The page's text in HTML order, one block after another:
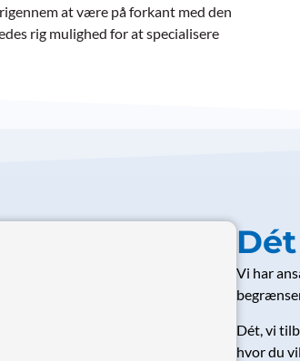
at være på forkant med den
rig mulighed for at specialisere
Vi har
Dét, vi
hvor du